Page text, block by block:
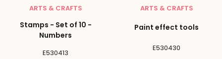
ARTS & CRAFTS
Stamps - Set of 10 -
Numbers
E530413
ARTS & CRAFTS
Paint effect tools
E530430